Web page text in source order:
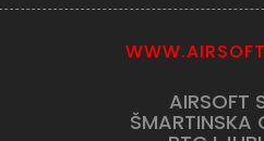
AIRSOFT
ŠMARTINSKA